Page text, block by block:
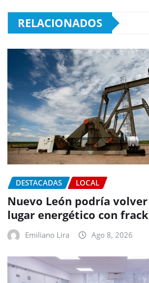
RELACIONADOS
DESTACADAS LOCAL
Nuevo León podría
lugar energético con
Emiliano Lira Ago 8, 2026